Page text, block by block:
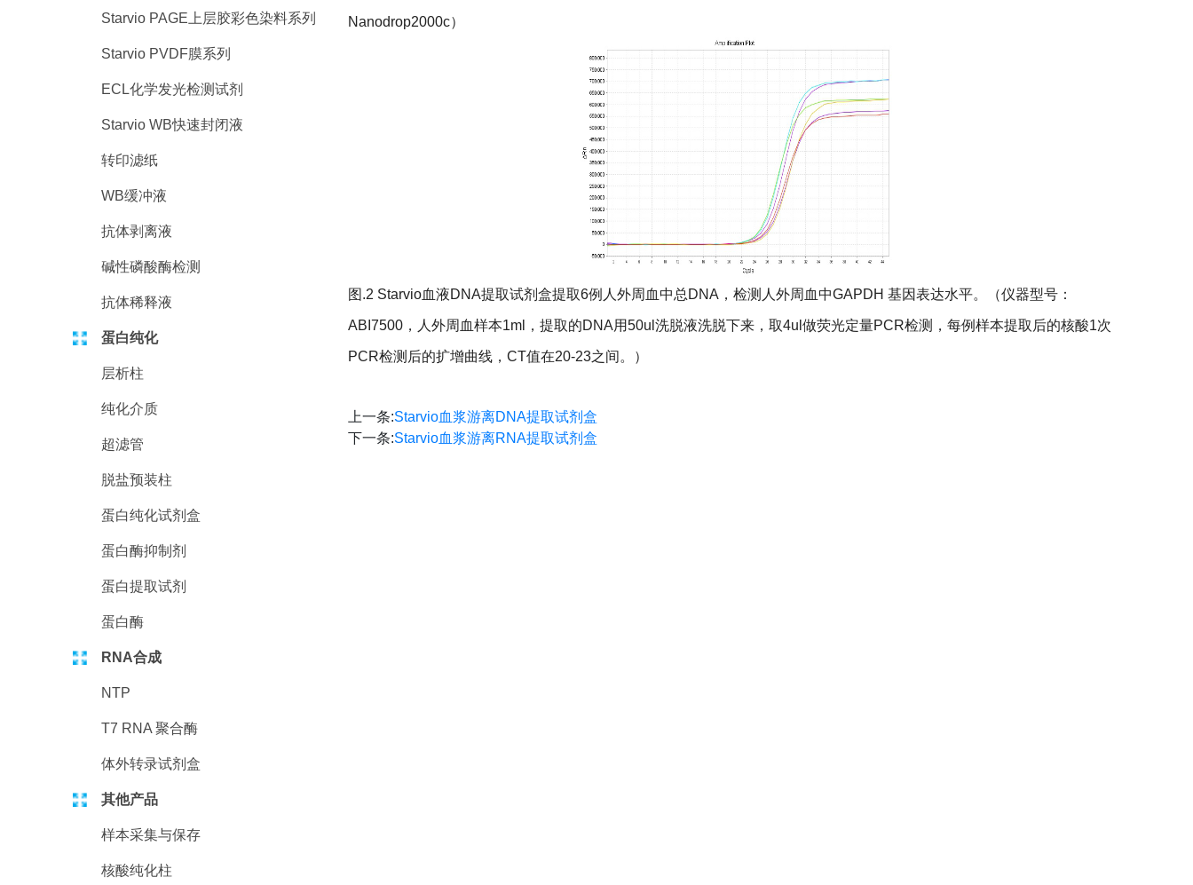
Starvio PAGE上层胶彩色染料系列
Starvio PVDF膜系列
ECL化学发光检测试剂
Starvio WB快速封闭液
转印滤纸
WB缓冲液
抗体剥离液
碱性磷酸酶检测
抗体稀释液
蛋白纯化
层析柱
纯化介质
超滤管
脱盐预装柱
蛋白纯化试剂盒
蛋白酶抑制剂
蛋白提取试剂
蛋白酶
RNA合成
NTP
T7 RNA 聚合酶
体外转录试剂盒
其他产品
样本采集与保存
核酸纯化柱
Nanodrop2000c）
图.2 Starvio血液DNA提取试剂盒提取6例人外周血中总DNA，检测人外周血中GAPDH 基因表达水平。（仪器型号：
ABI7500，人外周血样本1ml，提取的DNA用50ul洗脱液洗脱下来，取4ul做荧光定量PCR检测，每例样本提取后的核酸1次
PCR检测后的扩增曲线，CT值在20-23之间。）
上一条:Starvio血浆游离DNA提取试剂盒
下一条:Starvio血浆游离RNA提取试剂盒